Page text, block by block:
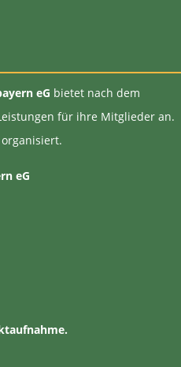
eG bietet nach dem
für ihre Mitglieder an.
eG